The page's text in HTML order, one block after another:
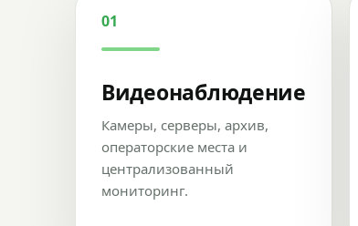
01
Видеонаблюдение
Камеры, серверы, архив,
операторские места и
централизованный
мониторинг.